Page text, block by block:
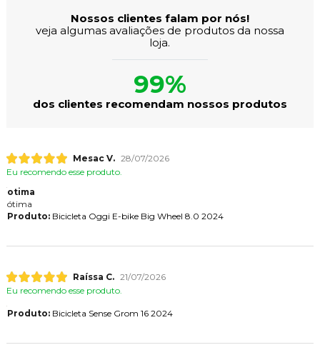
Nossos clientes falam por nós!
veja algumas avaliações de produtos da nossa
loja.
99%
dos clientes recomendam nossos produtos
Mesac V. 28/07/2026
Eu recomendo esse produto.
otima
ótima
Produto:Bicicleta Oggi E-bike Big Wheel 8.0 2024
Raíssa C. 21/07/2026
Eu recomendo esse produto.
Produto:Bicicleta Sense Grom 16 2024